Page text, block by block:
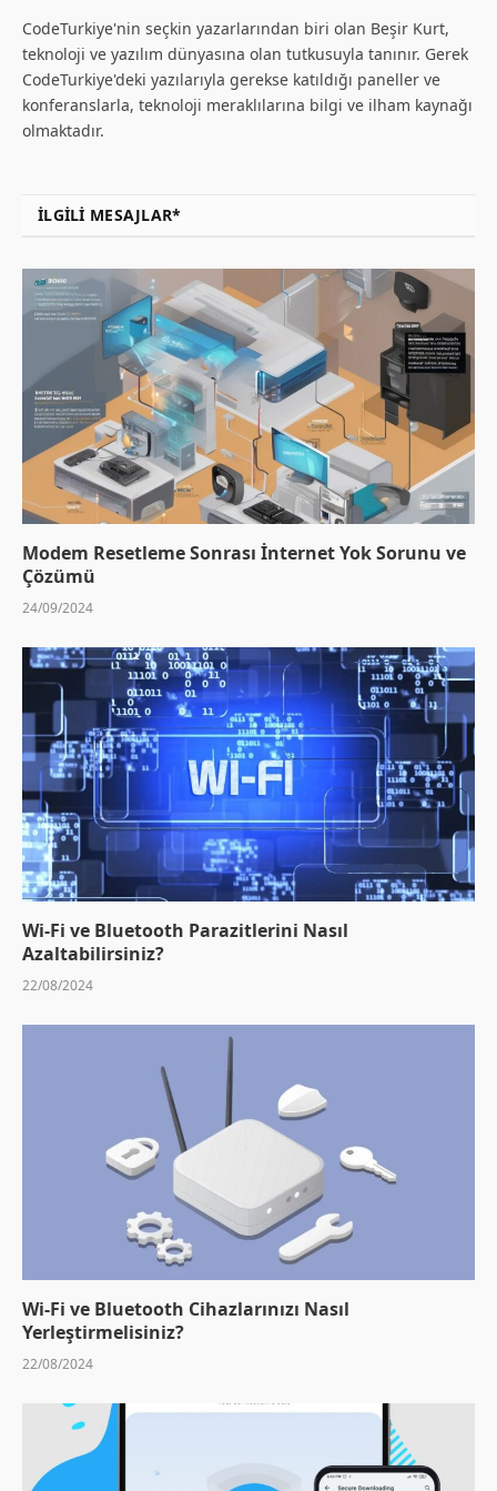
CodeTurkiye'nin seçkin yazarlarından biri olan Beşir Kurt,
teknoloji ve yazılım dünyasına olan tutkusuyla tanınır. Gerek
CodeTurkiye'deki yazılarıyla gerekse katıldığı paneller ve
konferanslarla, teknoloji meraklılarına bilgi ve ilham kaynağı
olmaktadır.
İLGILI MESAJLAR*
Modem Resetleme Sonrası İnternet Yok Sorunu ve
Çözümü
24/09/2024
Wi-Fi ve Bluetooth Parazitlerini Nasıl
Azaltabilirsiniz?
22/08/2024
Wi-Fi ve Bluetooth Cihazlarınızı Nasıl
Yerleştirmelisiniz?
22/08/2024